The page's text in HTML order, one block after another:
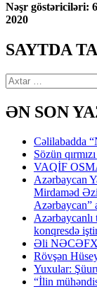
Nəşr göstəriciləri:
2020
SAYTDA
Axtarış:
ƏN SON
Cəlilabadda
Sözün
VAQİF
Azərbaycan
Mirdaməd
Azərbaycan”
Azərbaycanlı
konqresdə
Əli
Rövşən
Yuxular:
“İlin